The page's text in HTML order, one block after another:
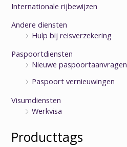
Internationale rijbewijzen
Andere diensten
Hulp bij reisverzekering
Paspoortdiensten
Nieuwe paspoortaanvragen
Paspoort vernieuwingen
Visumdiensten
Werkvisa
Producttags